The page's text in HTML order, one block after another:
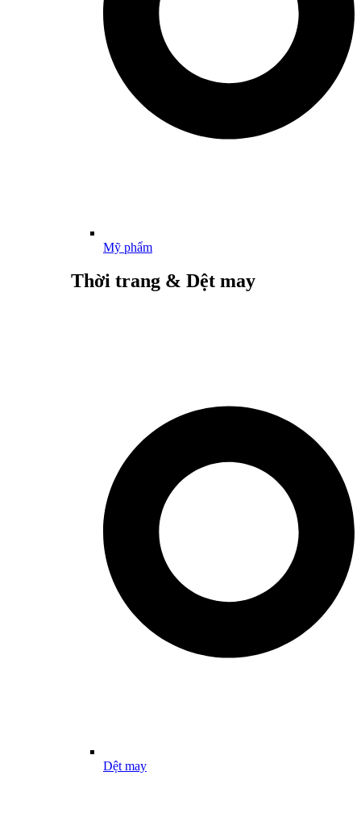
Mỹ phẩm
Thời trang & Dệt may
Dệt may